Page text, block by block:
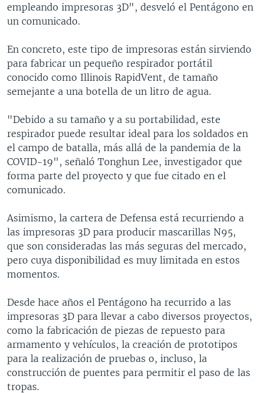
empleando impresoras 3D", desveló el Pentágono en
un comunicado.
En concreto, este tipo de impresoras están sirviendo
para fabricar un pequeño respirador portátil
conocido como Illinois RapidVent, de tamaño
semejante a una botella de un litro de agua.
"Debido a su tamaño y a su portabilidad, este
respirador puede resultar ideal para los soldados en
el campo de batalla, más allá de la pandemia de la
COVID-19", señaló Tonghun Lee, investigador que
forma parte del proyecto y que fue citado en el
comunicado.
Asimismo, la cartera de Defensa está recurriendo a
las impresoras 3D para producir mascarillas N95,
que son consideradas las más seguras del mercado,
pero cuya disponibilidad es muy limitada en estos
momentos.
Desde hace años el Pentágono ha recurrido a las
impresoras 3D para llevar a cabo diversos proyectos,
como la fabricación de piezas de repuesto para
armamento y vehículos, la creación de prototipos
para la realización de pruebas o, incluso, la
construcción de puentes para permitir el paso de las
tropas.